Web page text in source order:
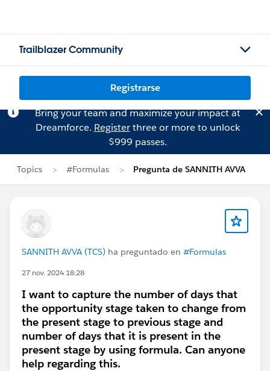
Trailblazer Community
Registrarse
Bring your team and maximize your impact at
Dreamforce. Registerthree or more to unlock
$999 passes.
Topics #Formulas Pregunta de SANNITH AVVA
SANNITH AVVA (TCS) ha preguntado en #Formulas
27 nov. 2024 18:28
I want to capture the number of days that
the opportunity stage taken to change from
the present stage to previous stage and
number of days that it is present in the
present stage by using formula. Can anyone
help regarding this.